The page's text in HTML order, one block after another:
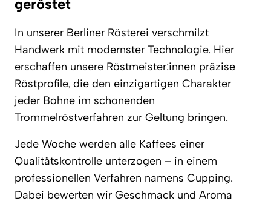
geröstet
In unserer Berliner Rösterei verschmilzt
Handwerk mit modernster Technologie. Hier
erschaffen unsere Röstmeister:innen präzise
Röstprofile, die den einzigartigen Charakter
jeder Bohne im schonenden
Trommelröstverfahren zur Geltung bringen.
Jede Woche werden alle Kaffees einer
Qualitätskontrolle unterzogen – in einem
professionellen Verfahren namens Cupping.
Dabei bewerten wir Geschmack und Aroma